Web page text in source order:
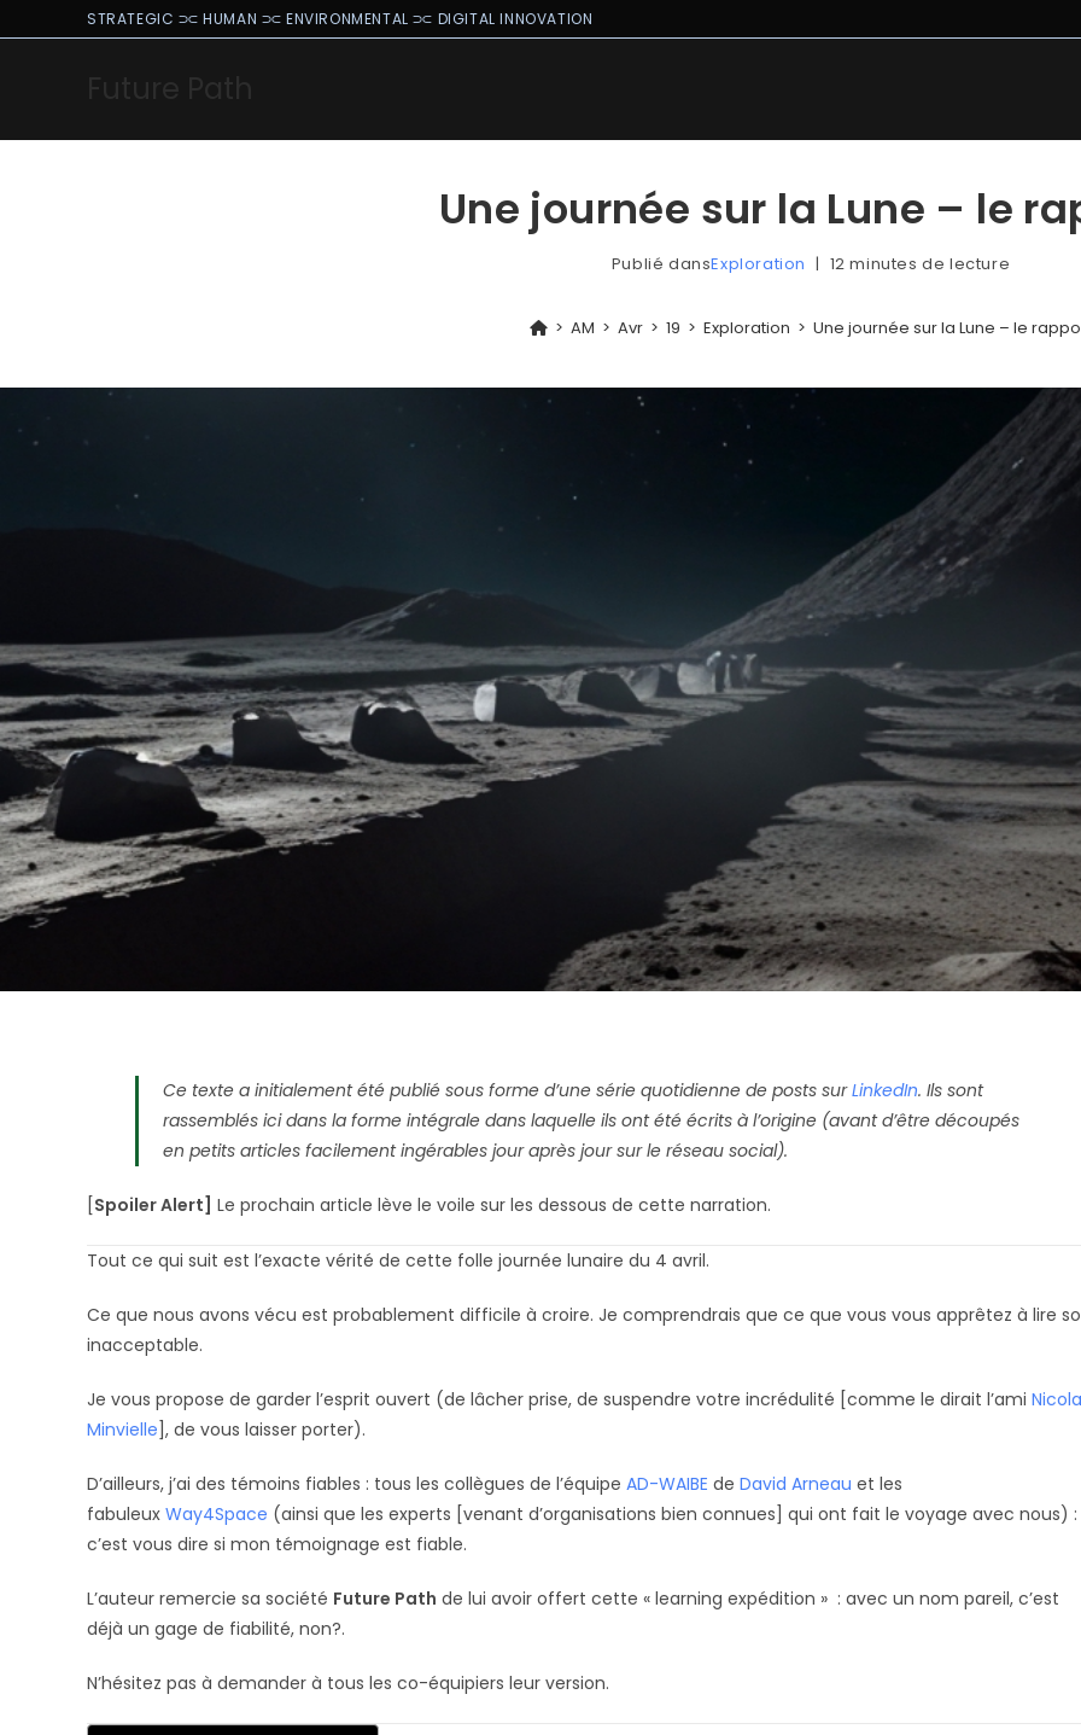
STRATEGIC ⫗ HUMAN ⫗ ENVIRONMENTAL ⫗ DIGITAL INNOVATION
Une journée sur la Lune – le
Publié dansExploration 12 minutes de lecture
> AM > Avr > 19 > Exploration > Une journée sur la Lune – le
Ce texte a initialement été publié sous forme d’une série quotidienne de posts surLinkedIn. Ils sont
rassemblés ici dans la forme intégrale dans laquelle ils ont été écrits à l’origine (avant d’être découpés
en petits articles facilement ingérables jour après jour sur le réseau social).
[Spoiler Alert] Le prochain article lève le voile sur les dessous de cette narration.
Tout ce qui suit est l’exacte vérité de cette folle journée lunaire du 4 avril.
Ce que nous avons vécu est probablement difficile à croire. Je comprendrais que ce que vous vous apprêtez à lire
inacceptable.
Je vous propose de garder l’esprit ouvert (de lâcher prise, de suspendre votre incrédulité [comme le dirait l’ami
Minvielle ], de vous laisser porter).
D’ailleurs, j’ai des témoins fiables : tous les collègues de l’équipe AD-WAIBE de David Arneau et les
fabuleux Way4Space (ainsi que les experts [venant d’organisations bien connues] qui ont fait le voyage avec nous) :
c’est vous dire si mon témoignage est fiable.
L’auteur remercie sa société Future Path de lui avoir offert cette « learning expédition » : avec un nom pareil, c’est
déjà un gage de fiabilité, non?.
N’hésitez pas à demander à tous les co-équipiers leur version.